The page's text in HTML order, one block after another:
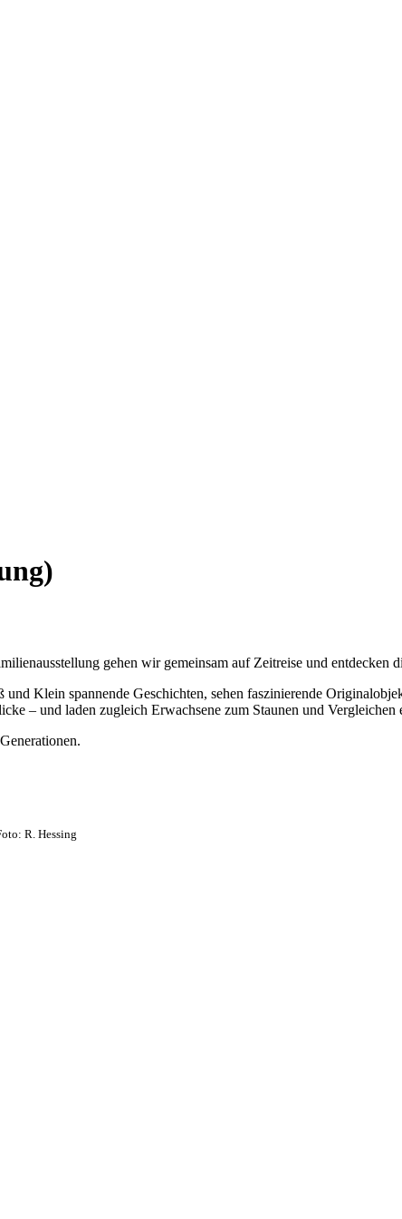
gehen wir gemeinsam auf Zeitreise und entdecken
Klein spannende Geschichten, sehen faszinierende
– und laden zugleich Erwachsene zum Staunen und Vergleichen
R. Hessing